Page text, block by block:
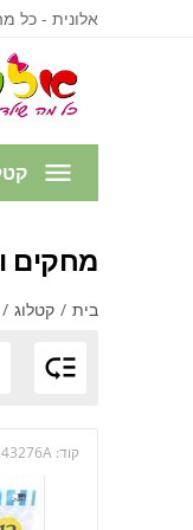
אלונית - כל
מחקים
בית / קטלוג /

קוד: